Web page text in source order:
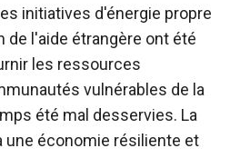
initiatives d'énergie propre
de l'aide étrangère ont été
les ressources
vulnérables de la
été mal desservies. La
une économie résiliente et